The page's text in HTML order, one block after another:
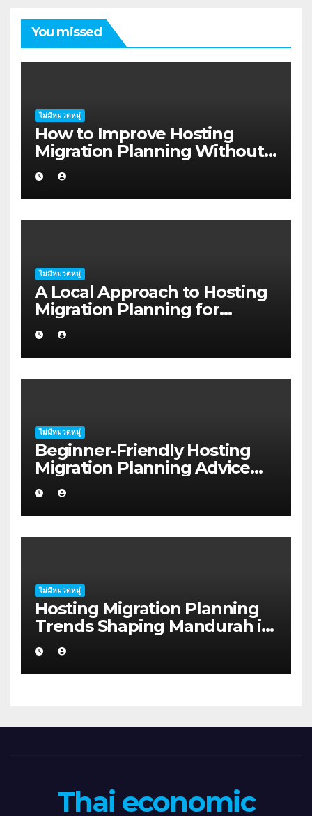
You missed
ไม่มีหมวดหมู่
How to Improve Hosting
Migration Planning Without
Wasting Budget in the
Kimberley
ไม่มีหมวดหมู่
A Local Approach to Hosting
Migration Planning for
Freelancers in Rockhampton
ไม่มีหมวดหมู่
Beginner-Friendly Hosting
Migration Planning Advice
for Startup Founders in Coffs
Harbour
ไม่มีหมวดหมู่
Hosting Migration Planning
Trends Shaping Mandurah in
2026
Thai economic